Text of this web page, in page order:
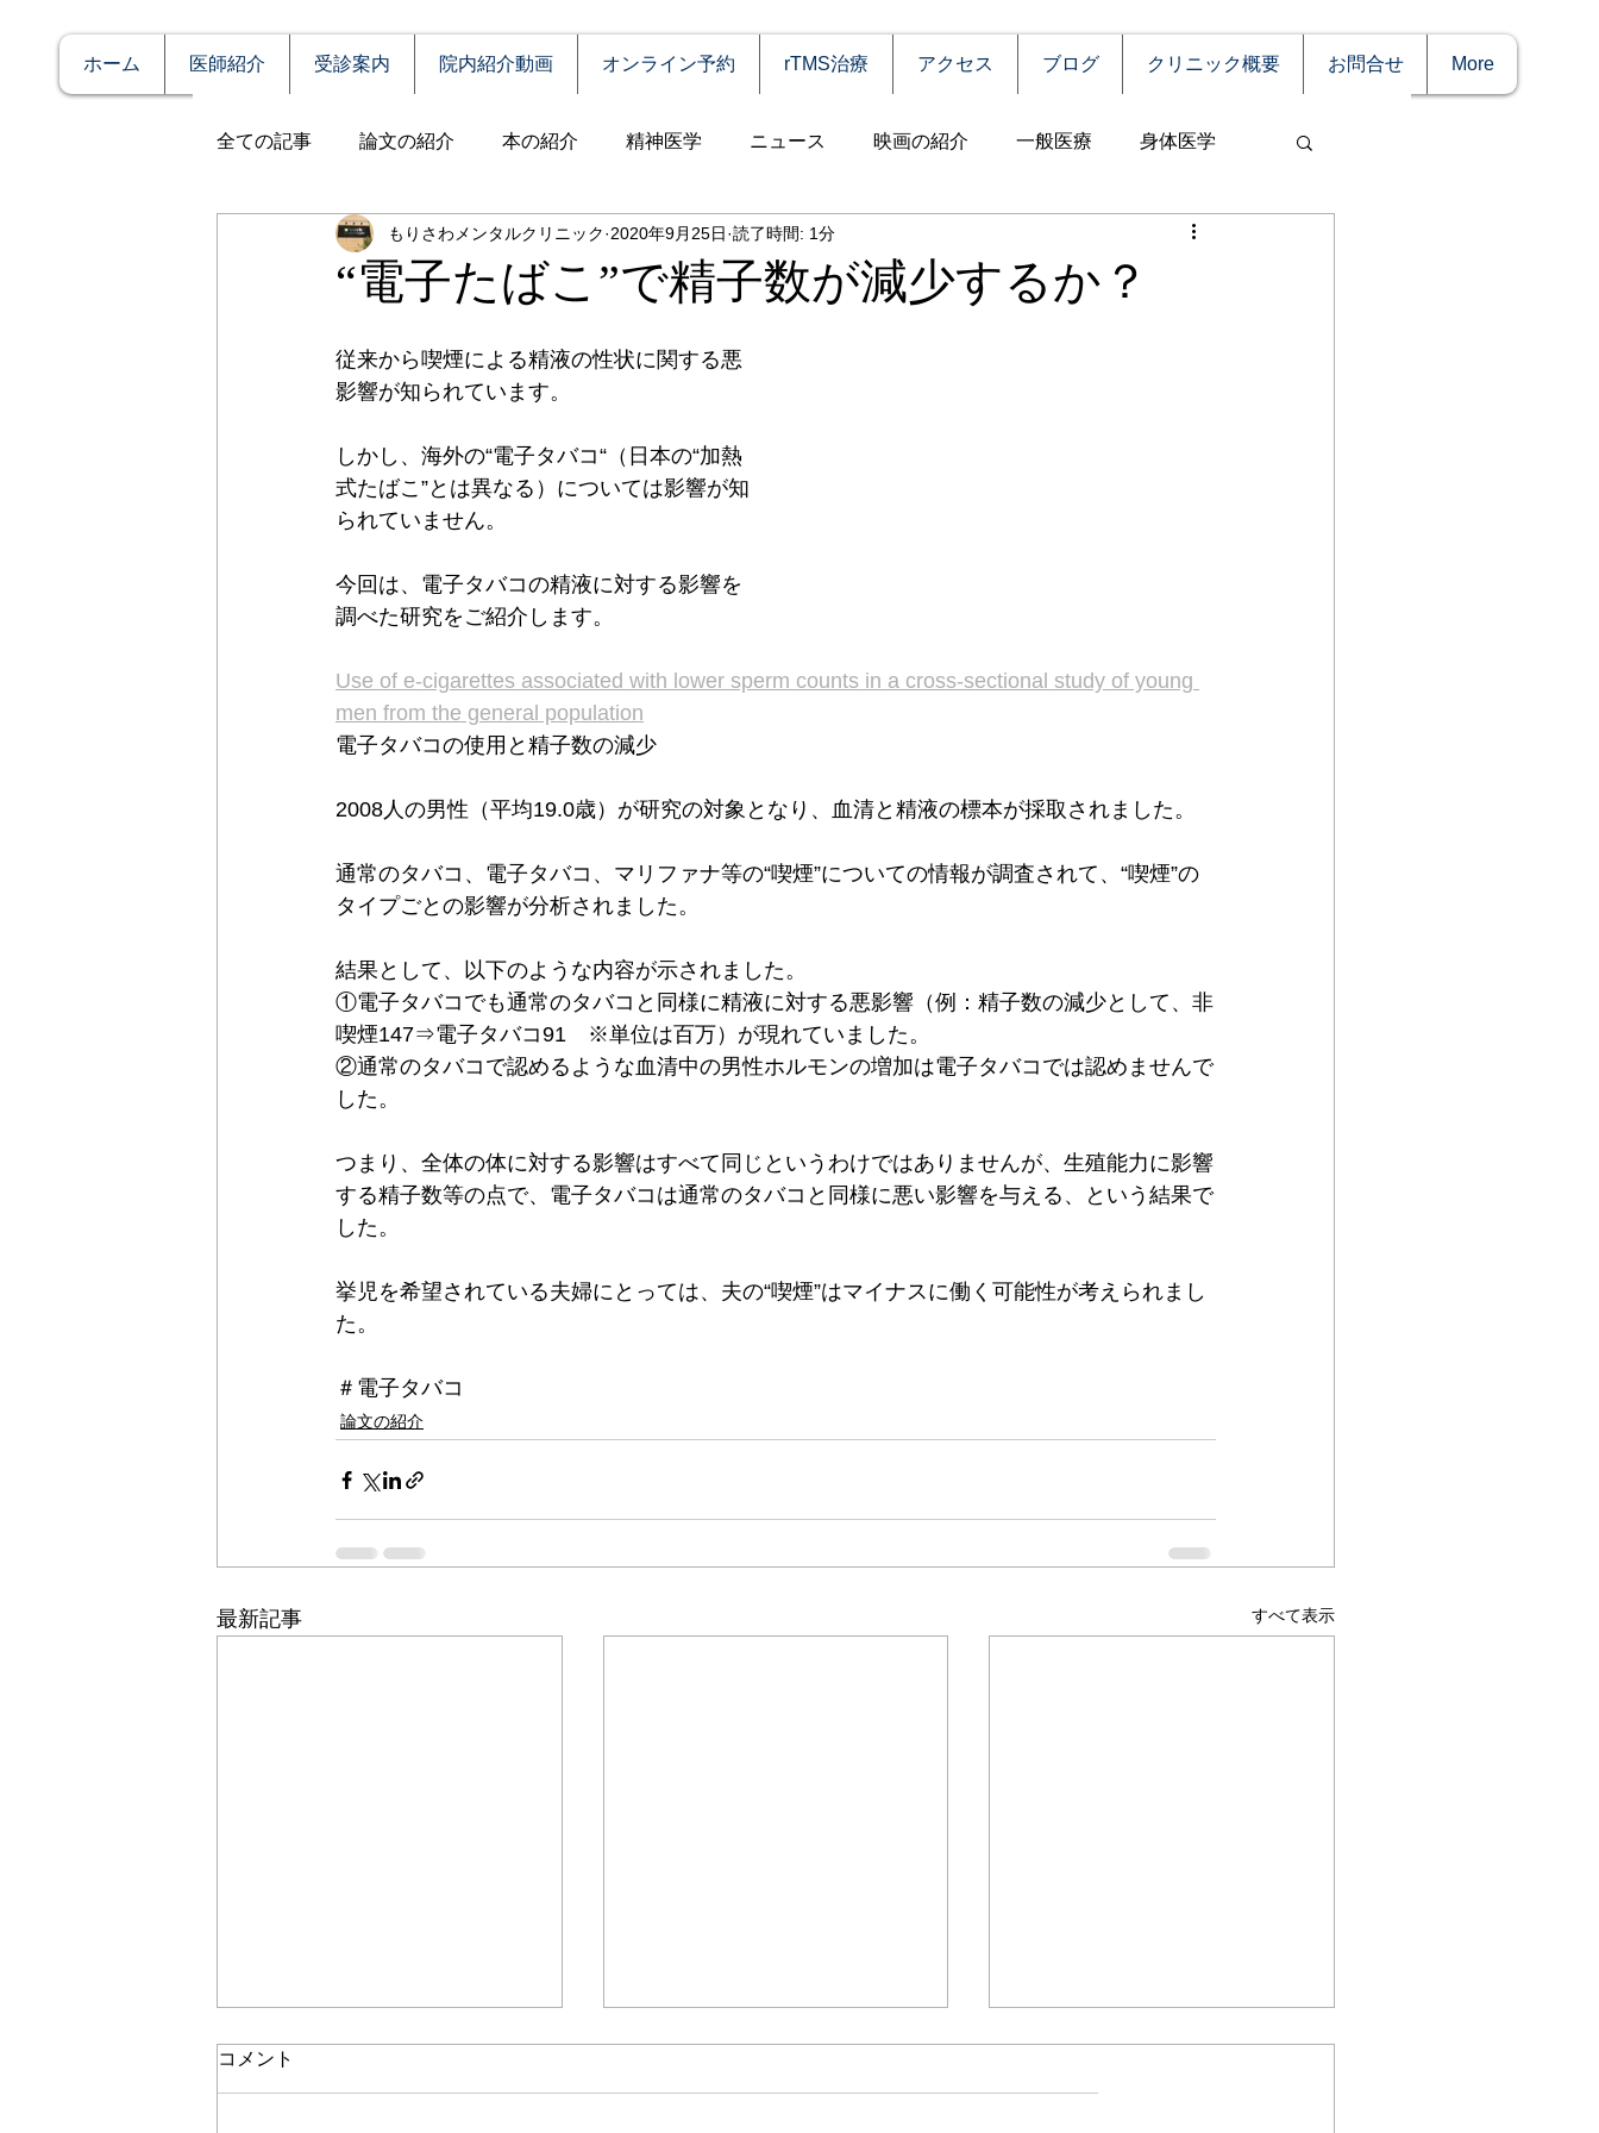
ホーム 医師紹介 受診案内 院内紹介動画 オンライン予約 rTMS治療 アクセス ブログ クリニック概要 お問合せ More
全ての記事 論文の紹介 本の紹介 精神医学 ニュース 映画の紹介 一般医療 身体医学
症例報告 発達障害 自殺 認知症 うつ病
PTSD（心的外傷後ストレス障害）
“電子たばこ”で精子数が減少するか？
もりさわメンタルクリニック 2020年9月25日 読了時間: 1分
従来から喫煙による精液の性状に関する悪
影響が知られています。
しかし、海外の“電子タバコ“（日本の“加熱
式たばこ”とは異なる）については影響が知
られていません。
今回は、電子タバコの精液に対する影響を
調べた研究をご紹介します。
Use of e-cigarettes associated with lower sperm counts in a cross-sectional study of young
men from the general population
電子タバコの使用と精子数の減少
2008人の男性（平均19.0歳）が研究の対象となり、血清と精液の標本が採取されました。
通常のタバコ、電子タバコ、マリファナ等の“喫煙”についての情報が調査されて、“喫煙”の
タイプごとの影響が分析されました。
結果として、以下のような内容が示されました。
①電子タバコでも通常のタバコと同様に精液に対する悪影響（例：精子数の減少として、非
喫煙147⇒電子タバコ91　※単位は百万）が現れていました。
②通常のタバコで認めるような血清中の男性ホルモンの増加は電子タバコでは認めませんで
した。
つまり、全体の体に対する影響はすべて同じというわけではありませんが、生殖能力に影響
する精子数等の点で、電子タバコは通常のタバコと同様に悪い影響を与える、という結果で
した。
挙児を希望されている夫婦にとっては、夫の“喫煙”はマイナスに働く可能性が考えられまし
た。
＃電子タバコ
論文の紹介
最新記事 すべて表示
コメント